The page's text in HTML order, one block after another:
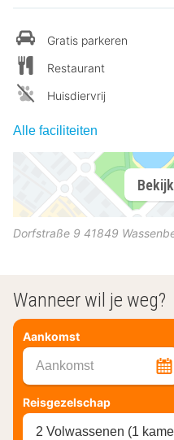
Gratis parkeren
Restaurant
Huisdiervrij
Alle faciliteiten
Dorfstraße 9 41849
Wanneer wil je weg?
Aankomst
Aankomst
Reisgezelschap
2 Volwassenen (1